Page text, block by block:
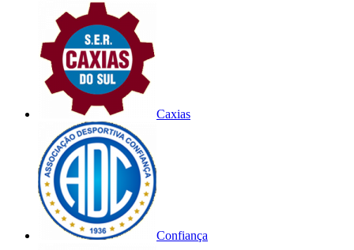
Caxias
Confiança